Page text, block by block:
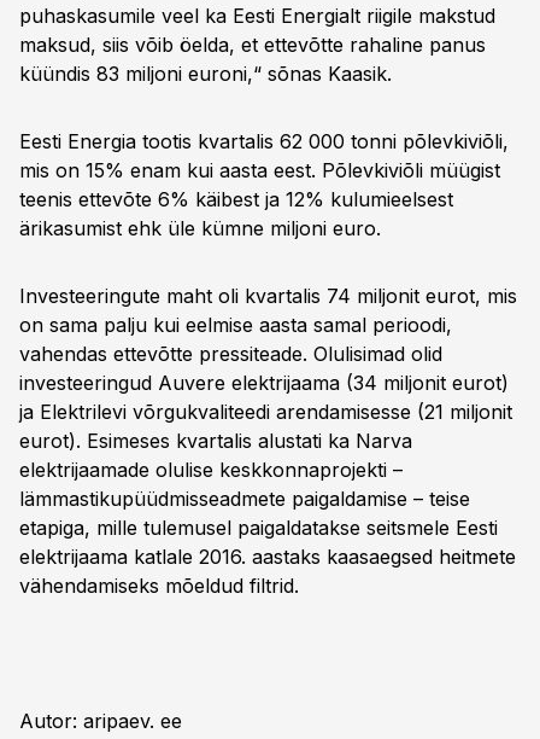
puhaskasumile veel ka Eesti Energialt riigile makstud
maksud, siis võib öelda, et ettevõtte rahaline panus
küündis 83 miljoni euroni,“ sõnas Kaasik.
Eesti Energia tootis kvartalis 62 000 tonni põlevkiviõli,
mis on 15% enam kui aasta eest. Põlevkiviõli müügist
teenis ettevõte 6% käibest ja 12% kulumieelsest
ärikasumist ehk üle kümne miljoni euro.
Investeeringute maht oli kvartalis 74 miljonit eurot, mis
on sama palju kui eelmise aasta samal perioodi,
vahendas ettevõtte pressiteade. Olulisimad olid
investeeringud Auvere elektrijaama (34 miljonit eurot)
ja Elektrilevi võrgukvaliteedi arendamisesse (21 miljonit
eurot). Esimeses kvartalis alustati ka Narva
elektrijaamade olulise keskkonnaprojekti –
lämmastikupüüdmisseadmete paigaldamise – teise
etapiga, mille tulemusel paigaldatakse seitsmele Eesti
elektrijaama katlale 2016. aastaks kaasaegsed heitmete
vähendamiseks mõeldud filtrid.
Autor: aripaev. ee